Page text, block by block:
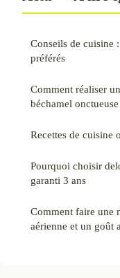
Conseils de cuisine
préférés
Comment réaliser
béchamel
Recettes de cuisine
Pourquoi choisir
garanti 3 ans
Comment faire une
aérienne et un goût